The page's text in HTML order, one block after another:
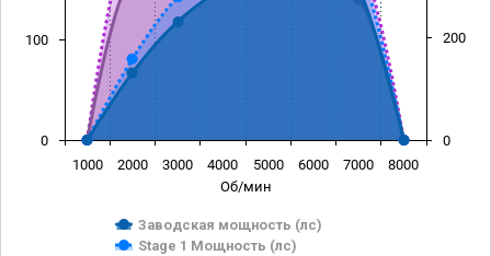
Об/мин
Заводская мощность (лс)
Stage 1 Мощность (лс)
1000 2000 3000 4000 5000 6000 7000 8000
0
100
0
200